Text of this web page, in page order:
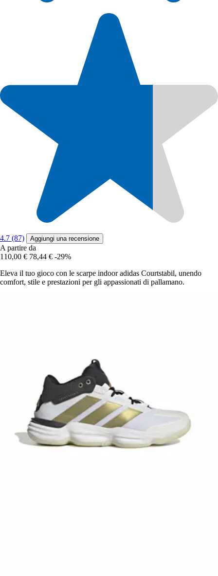
4.7 (87) Aggiungi una recensione
A partire da
110,00 € 78,44 € -29%
Eleva il tuo gioco con le scarpe indoor adidas Courtstabil, unendo
comfort, stile e prestazioni per gli appassionati di pallamano.